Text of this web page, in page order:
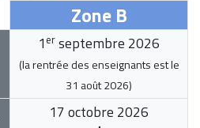
Zone B
1 er septembre 2026
(la rentrée des enseignants est le
31 août 2026)
17 octobre 2026